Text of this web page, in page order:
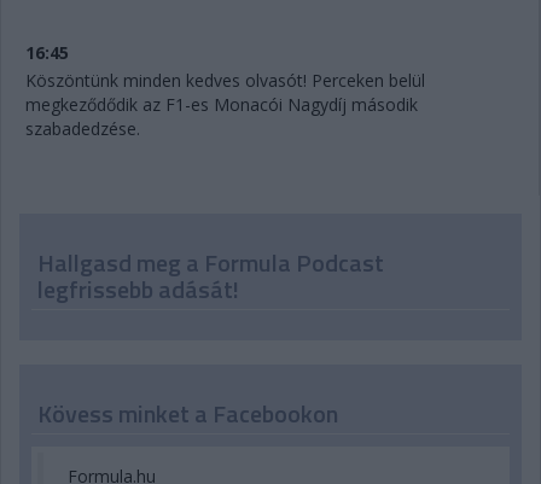
16:45
Köszöntünk minden kedves olvasót! Perceken belül
megkeződődik az F1-es Monacói Nagydíj második
szabadedzése.
Hallgasd meg a Formula Podcast
legfrissebb adását!
Kövess minket a Facebookon
Formula.hu